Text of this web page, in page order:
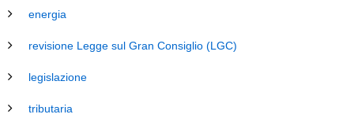
energia
revisione Legge sul Gran Consiglio (LGC)
legislazione
tributaria